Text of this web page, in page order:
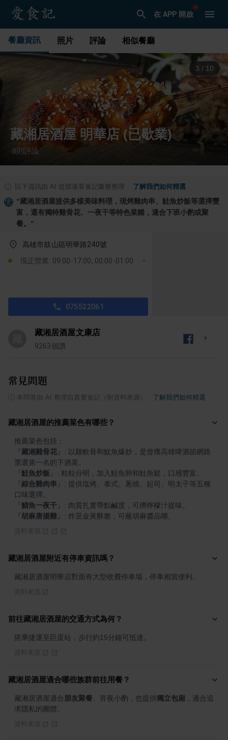
在 APP 開啟
餐廳資訊 照片 評論 相似餐廳
3 / 10
藏湘居酒屋 明華店 (已歇業)
·8則評論
以下資訊由 AI 從部落客食記彙整整理 了解我們如何精選
“藏湘居酒屋提供多樣美味料理，現烤雞肉串、鮭魚炒飯等選擇豐
富，還有獨特雞骨花、一夜干等特色菜餚，適合下班小酌或聚
餐。 ”
高雄市鼓山區明華路240號
現正營業: 09:00-17:00, 00:00-01:00
075522061
藏湘居酒屋文康店
9263個讚
常見問題
本問答由 AI 整理自真實食記（附資料來源） 了解我們如何精選
藏湘居酒屋的推薦菜色有哪些？
藏湘雞骨花
: 以雞軟骨和魷魚爆炒，是曾獲高雄啤酒節網路
鮭魚炒飯
綜合雞肉串
: 提供塩烤、泰式、蔥燒、起司、明太子等五種
鯖魚一夜干
胡麻唐揚雞 : 炸至金黃酥脆，可蘸胡麻醬品嚐。
藏湘居酒屋附近有停車資訊嗎？
藏湘居酒屋明華店對面有大型收費停車場，停車相當便利。
前往藏湘居酒屋的交通方式為何？
搭乘捷運至巨蛋站，步行約15分鐘可抵達。
藏湘居酒屋適合哪些族群前往用餐？
藏湘居酒屋適合 朋友聚餐 、宵夜小酌，也提供獨立包廂 ，適合追
求隱私的團體。